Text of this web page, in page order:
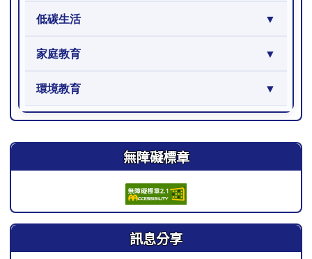
低碳生活
家庭教育
環境教育
右邊區域內容 無障礙標章
訊息分享